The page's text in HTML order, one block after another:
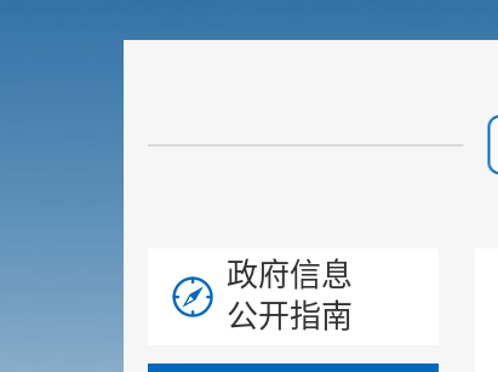
政府信息
公开指南